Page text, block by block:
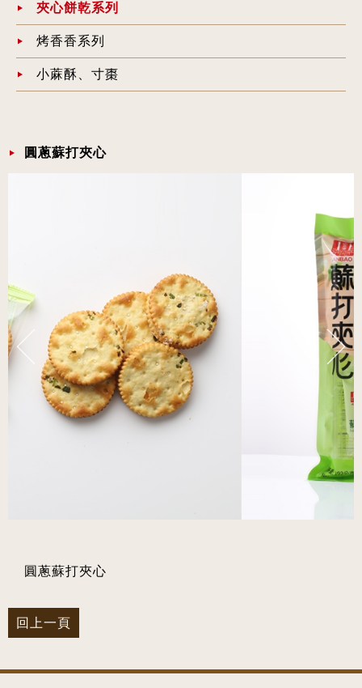
夾心餅乾系列
烤香香系列
小蔴酥、寸棗
圓蔥蘇打夾心
圓蔥蘇打夾心
回上一頁